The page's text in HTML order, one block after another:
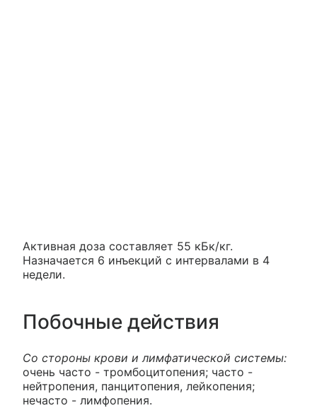
Активная доза составляет 55 кБк/кг.
Назначается 6 инъекций с интервалами в 4
недели.
Побочные действия
Со стороны крови и лимфатической системы:
очень часто - тромбоцитопения; часто -
нейтропения, панцитопения, лейкопения;
нечасто - лимфопения.